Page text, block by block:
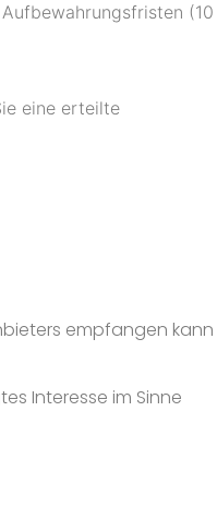
(10
eine erteilte
empfangen kann
Interesse im Sinne